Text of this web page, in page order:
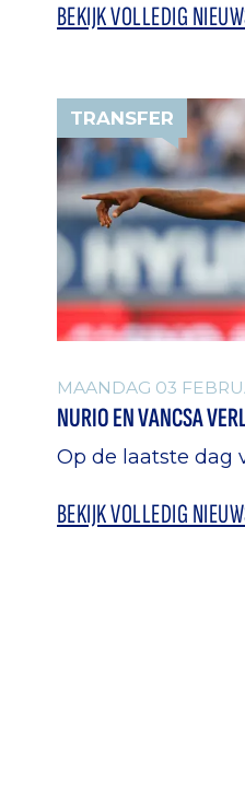
BEKIJK VOLLEDIG
TRANSFER
MAANDAG 03
NURIO EN VANCSA
Op de laatste dag
BEKIJK VOLLEDIG